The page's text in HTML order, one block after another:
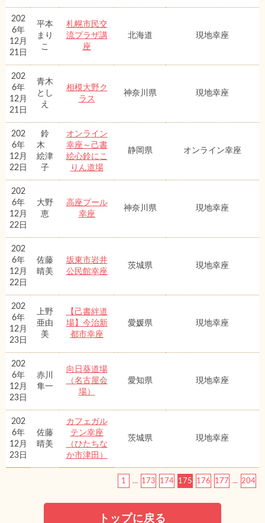
202
6年
12月
21日
平本
まり
こ
札幌市民交
流プラザ講
座
北海道 現地幸座
202
6年
12月
21日
青木
とし
え
相模大野ク
ラス
神奈川県 現地幸座
202
6年
12月
22日
鈴
木
絵津
子
オンライン
幸座～己書
絵心鈴にこ
りん道場
静岡県 オンライン幸座
202
6年
12月
22日
大野
恵
高座プール
幸座
神奈川県 現地幸座
202
6年
12月
22日
佐藤
晴美
坂東市岩井
公民館幸座
茨城県 現地幸座
202
6年
12月
23日
上野
亜由
美
【己書絆道
場】今治新
都市幸座
愛媛県 現地幸座
202
6年
12月
23日
赤川
隼一
向日葵道場
（名古屋会
場）
愛知県 現地幸座
202
6年
12月
23日
佐藤
晴美
カフェガル
テン幸座
（ひたちな
か市津田）
茨城県 現地幸座
1 ... 173 174 175 176 177 ... 204
トップに戻る